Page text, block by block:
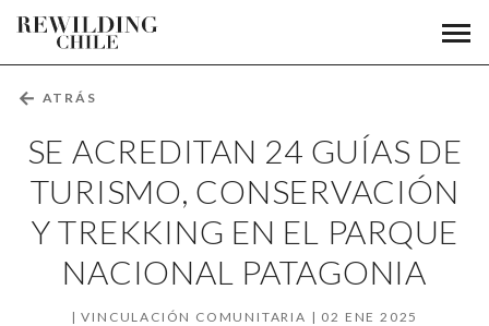
Se
acreditan
24
guías
de
turismo,
conservación
Fundación
Rewilding
Chile
← ATRÁS
SE ACREDITAN 24 GUÍAS DE
TURISMO, CONSERVACIÓN
Y TREKKING EN EL PARQUE
NACIONAL PATAGONIA
VINCULACIÓN COMUNITARIA 02 ENE 2025